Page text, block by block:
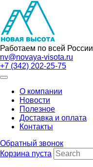
Работаем по всей России
nv@novaya-visota.ru
+7 (342) 202-25-75
О компании
Новости
Полезное
Доставка и оплата
Контакты
Обратный звонок
Корзина пуста